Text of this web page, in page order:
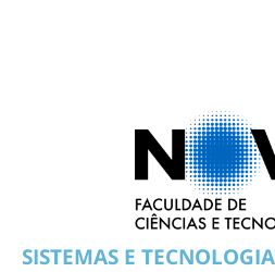
SISTEMAS E